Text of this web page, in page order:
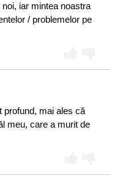
iar mintea noastra
/ problemelor pe
profund, mai ales că
meu, care a murit de